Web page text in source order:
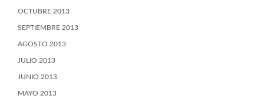
OCTUBRE 2013
SEPTIEMBRE 2013
AGOSTO 2013
JULIO 2013
JUNIO 2013
MAYO 2013